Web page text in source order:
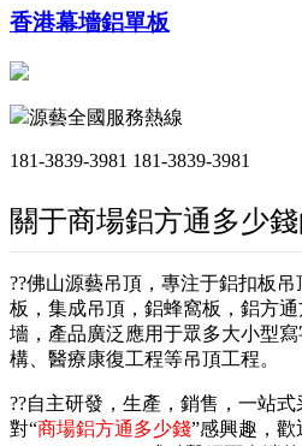
香港幕墻鋁單板
源藝全國服務熱線
181-3839-3981 181-3839-3981
關于商場鋁方通多少
??佛山源藝吊頂，專注于鋁扣板
板，集成吊頂，鋁蜂窩板，鋁方
墻，產品廣泛應用于眾多大小型
構、醫療康復工程等吊頂工程。
??自主研發，生產，銷售，一站
對“商場鋁方通多少錢”感興趣，歡